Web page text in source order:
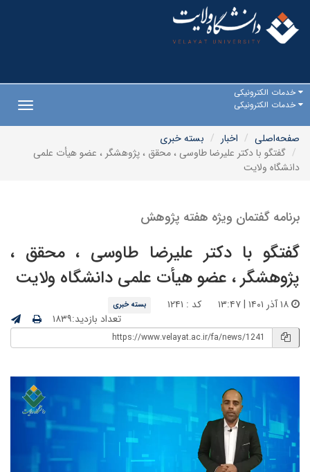
خدمات الکترونیکی
خدمات الکترونیکی
صفحه‌اصلی
اخبار
بسته خبری
گفتگو با دکتر علیرضا طاوسی ، محقق ، پژوهشگر ، عضو هیأت علمی
دانشگاه ولایت
برنامه گفتمان ویژه هفته پژوهش
گفتگو با دکتر علیرضا طاوسی ، محقق ،
پژوهشگر ، عضو هیأت علمی دانشگاه ولایت
کد : ۱۲۴۱ بسته خبری
تعداد بازدید:۱۸۳۹